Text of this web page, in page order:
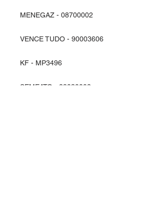
MENEGAZ - 08700002
VENCE TUDO - 90003606
KF - MP3496
SEMEATO - 28030002